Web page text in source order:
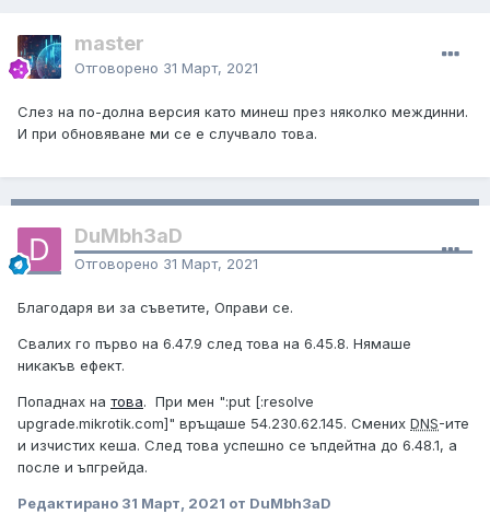
master
Отговорено 31 Март, 2021
Слез на по-долна версия като минеш през няколко междинни.
И при обновяване ми се е случвало това.
DuMbh3aD
Отговорено 31 Март, 2021
Благодаря ви за съветите, Оправи се.
Свалих го първо на 6.47.9 след това на 6.45.8. Нямаше
никакъв ефект.
Попаднах на това. При мен ":put [:resolve
upgrade.mikrotik.com]" връщаше 54.230.62.145. Смених DNS-ите
и изчистих кеша. След това успешно се ъпдейтна до 6.48.1, а
после и ъпгрейда.
Редактирано 31 Март, 2021 от DuMbh3aD